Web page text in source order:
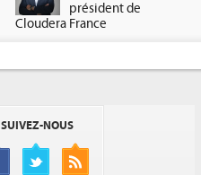
président de
Cloudera France
SUIVEZ-NOUS